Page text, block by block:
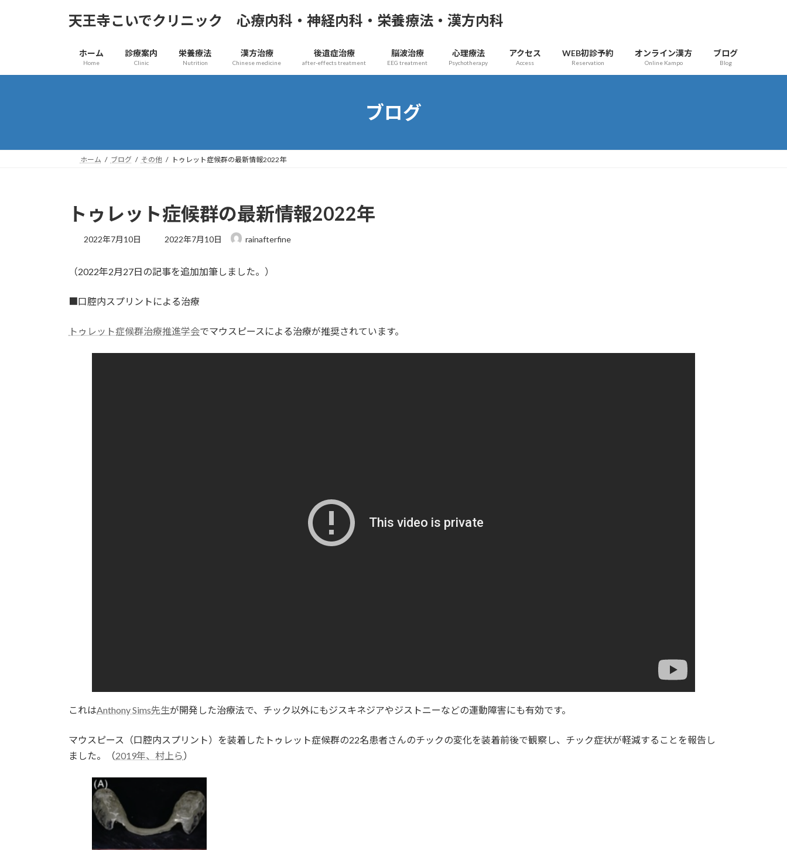
へ
ョ
天王寺こいでクリニック 心療内科・神経内科・栄養療法・漢方内科
ホーム
Home
診療案内
Clinic
栄養療法
Nutrition
漢方治療
Chinese medicine
後遺症治療
after-effects treatment
脳波治療
EEG treatment
心理療法
Psychotherapy
アクセス
Access
WEB初診予約
Reservation
オンライン漢方
Online Kampo
ブログ
Blog
ブログ
ホーム ブログ その他 トゥレット症候群の最新情報2022年
トゥレット症候群の最新情報2022年
2022年7月10日
最
新
時
:
2022年7月10日 rainafterfine
（2022年2月27日の記事を追加加筆しました。）
■口腔内スプリントによる治療
トゥレット症候群治療推進学会でマウスピースによる治療が推奨されています。
これはAnthony Sims先生が開発した治療法で、チック以外にもジスキネジアやジストニーなどの運動障害にも有効です。
マウスピース（口腔内スプリント）を装着したトゥレット症候群の22名患者さんのチックの変化を装着前後で観察し、チック症状が軽減することを報告し
ました。（2019年、村上ら）